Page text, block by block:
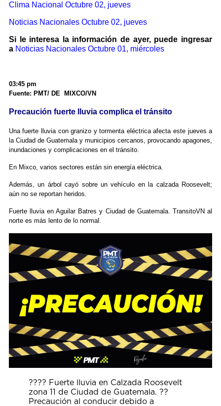
Clima Nacional Octubre 02, jueves
Noticias Nacionales Octubre 02, jueves
Si le interesa la información de ayer, puede ingresar
a Noticias Nacionales Octubre 01, miércoles
03:45 pm
Fuente: PMT/ DE MIXCO/VN
Precaución fuerte lluvia complica el tránsito
Una fuerte lluvia con granizo y tormenta eléctrica afecta este jueves a
la Ciudad de Guatemala y municipios cercanos, provocando apagones,
inundaciones y complicaciones en el tránsito.
En Mixco, varios sectores están sin energía eléctrica.
Además, un árbol cayó sobre un vehículo en la calzada Roosevelt;
aún no se reportan heridos.
Fuerte lluvia en Aguilar Batres y Ciudad de Guatemala. TransitoVN al
norte es más lento de lo normal.
???? Fuerte lluvia en Calzada Roosevelt
zona 11 de Ciudad de Guatemala. ??
Precaución al conducir debido a